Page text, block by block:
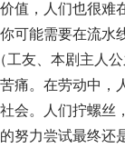
值，人们也很
可能需要在流水
友、本剧主人
痛。在劳动中，
会。人们拧螺
努力尝试最终